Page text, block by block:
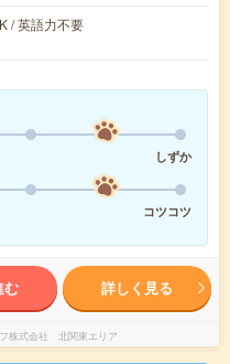
/ 英語力不要
しずか
コツコツ
む 詳しく見る
株式会社 北関東エリア